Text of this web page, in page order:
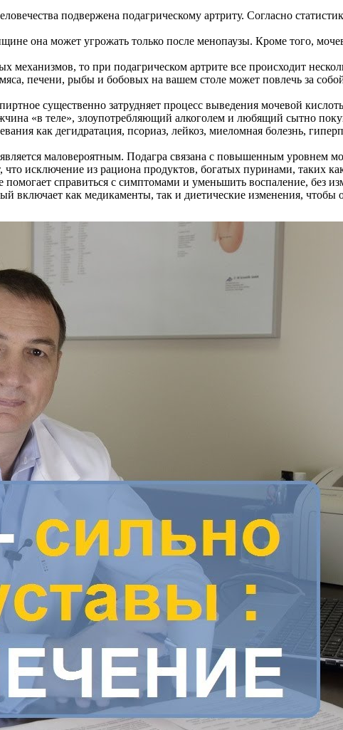
подвержена подагрическому артриту. Согласно
она может угрожать только после менопаузы. Кроме того,
то при подагрическом артрите все происходит
печени, рыбы и бобовых на вашем столе может повлечь за
существенно затрудняет процесс выведения мочевой
«в теле», злоупотребляющий алкоголем и любящий сытно
как дегидратация, псориаз, лейкоз, миеломная болезнь,
маловероятным. Подагра связана с повышенным уровнем
исключение из рациона продуктов, богатых пуринами, таких
справиться с симптомами и уменьшить воспаление, без
включает как медикаменты, так и диетические изменения,